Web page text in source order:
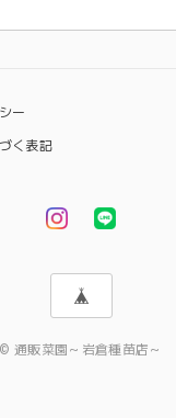
ー
く表記
© 通販菜園～岩倉種苗店～